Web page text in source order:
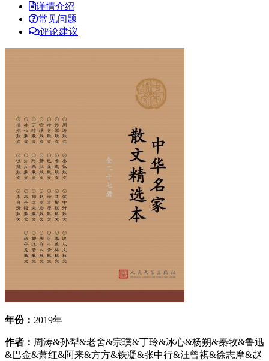
详情介绍
常见问题
评论建议
年份： 2019年
作者： 周涛&孙犁&老舍&宗璞&丁玲&冰心&杨朔&秦牧&鲁迅
&巴金&萧红&阿来&方方&铁凝&张中行&汪曾祺&徐志摩&赵